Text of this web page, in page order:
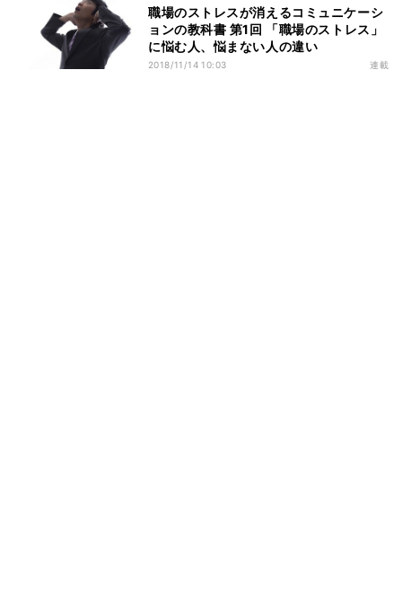
職場のストレスが消えるコミュニケーシ
ョンの教科書 第1回 「職場のストレス」
に悩む人、悩まない人の違い
2018/11/14 10:03 連載